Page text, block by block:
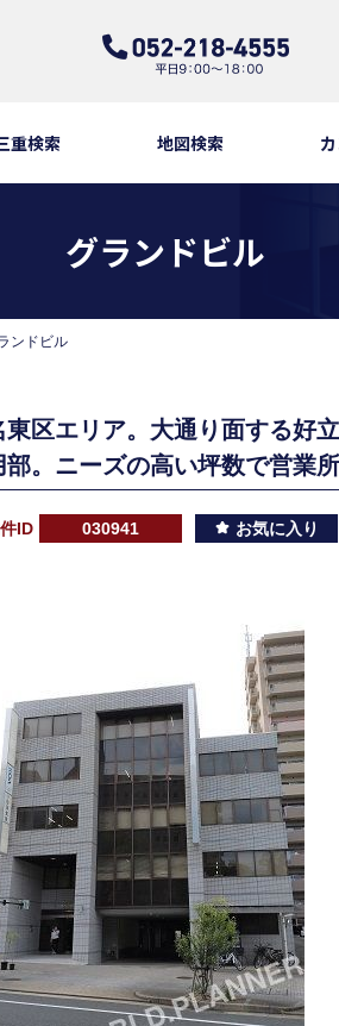
重検索 地図検索
グランドビル
ンドビル
東区エリア。大通り面する好
部。ニーズの高い坪数で営業
ID 030941 お気に入り